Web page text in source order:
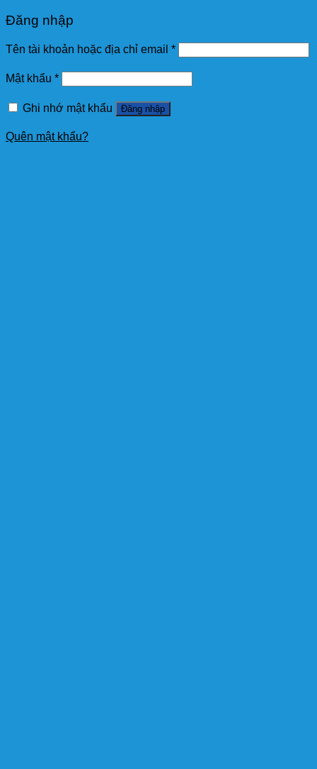
Đăng nhập
Tên tài khoản hoặc địa chỉ email *
Mật khẩu *
Ghi nhớ mật khẩu Đăng nhập
Quên mật khẩu?